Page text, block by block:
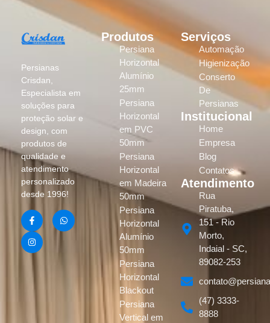
Persianas
Crisdan,
Especialista em
soluções para
proteção solar e
design, com
produtos de
qualidade e
atendimento
personalizado
desde 1996!
Produtos
Persiana
Horizontal
Alumínio
25mm
Persiana
Horizontal
em PVC
50mm
Persiana
Horizontal
em Madeira
50mm
Persiana
Horizontal
Alumínio
50mm
Persiana
Horizontal
Blackout
Persiana
Vertical em
Serviços
Automação
Higienização
Conserto
De
Persianas
Institucional
Home
Empresa
Blog
Contatos
Atendimento
Rua
Piratuba,
151 - Rio
Morto,
Indaial - SC,
89082-253
(47) 3333-
8888